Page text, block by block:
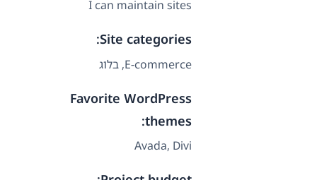
I can maintain sites
Site categories:
E-commerce, בלוג
Favorite WordPress
themes:
Avada, Divi